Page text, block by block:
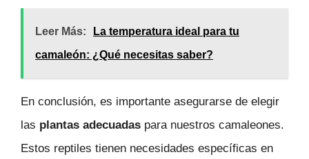
Leer Más:
La temperatura ideal para tu
camaleón: ¿Qué necesitas saber?
En conclusión, es importante asegurarse de elegir
las plantas adecuadas para nuestros camaleones.
Estos reptiles tienen necesidades específicas en